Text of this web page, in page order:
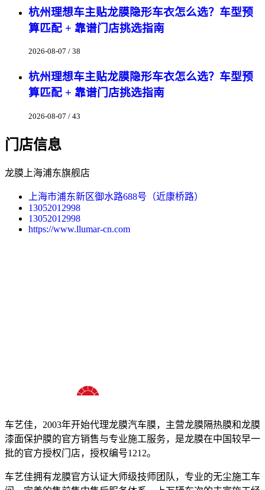
杭州理想车主贴龙膜隐形车衣怎么选？车型预
算匹配 + 靠谱门店挑选指南
2026-08-07 / 38
杭州理想车主贴龙膜隐形车衣怎么选？车型预
算匹配 + 靠谱门店挑选指南
2026-08-07 / 43
门店信息
龙膜上海浦东旗舰店
上海市浦东新区御水路688号（近康桥路）
13052012998
13052012998
https://www.llumar-cn.com
车艺佳，2003年开始代理龙膜汽车膜，主营龙膜隔热膜和龙膜
漆面保护膜的官方销售与专业施工服务，是龙膜在中国较早一
批的官方授权门店，授权编号1212。
车艺佳拥有龙膜官方认证大师级技师团队，专业的无尘施工车